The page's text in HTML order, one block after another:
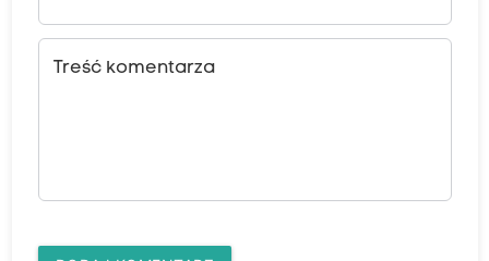
Treść komentarza